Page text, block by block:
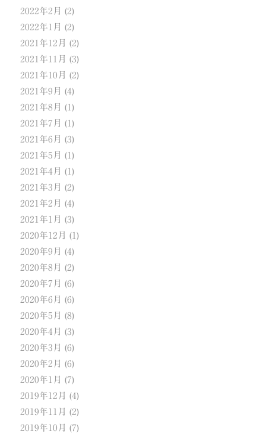
2022年2月 (2)
2022年1月 (2)
2021年12月 (2)
2021年11月 (3)
2021年10月 (2)
2021年9月 (4)
2021年8月 (1)
2021年7月 (1)
2021年6月 (3)
2021年5月 (1)
2021年4月 (1)
2021年3月 (2)
2021年2月 (4)
2021年1月 (3)
2020年12月 (1)
2020年9月 (4)
2020年8月 (2)
2020年7月 (6)
2020年6月 (6)
2020年5月 (8)
2020年4月 (3)
2020年3月 (6)
2020年2月 (6)
2020年1月 (7)
2019年12月 (4)
2019年11月 (2)
2019年10月 (7)